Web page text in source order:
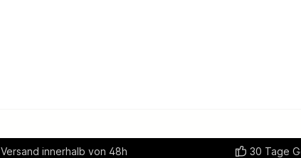
Versand innerhalb von 48h 30 Tage